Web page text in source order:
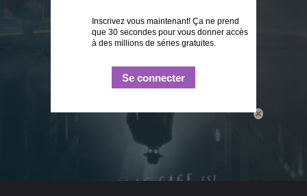
Inscrivez vous maintenant! Ça ne prend
que 30 secondes pour vous donner accès
à des millions de séries gratuites.
Se connecter